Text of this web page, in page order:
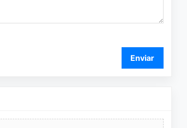
Enviar